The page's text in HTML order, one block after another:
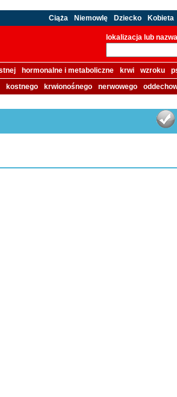
Ciąża Niemowlę Dziecko Kobieta
lokalizacja lub nazwa
hormonalne i metaboliczne krwi wzroku
kostnego krwionośnego nerwowego